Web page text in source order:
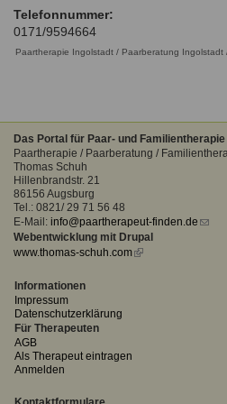
Qualitätssicherung
Qualität unserer Therapeuten
Familienthemen
Veranstaltungen
Seminare und Kurse
Fortbildungen
Ausbildungsinstitute
Fortbildungen
Benutzername *
Passwort*
vergessen?
Anmelden
Sitemap
Links
Formular zur Registrierung
Telefonnummer:
0171/9594664
Paartherapie Ingolstadt / Paarberatung Ingolstadt
Das Portal für Paar- und Familientherapie
Paartherapie / Paarberatung /
Thomas Schuh
Hillenbrandstr. 21
86156 Augsburg
Tel.: 0821/ 29 71 56 48
E-Mail: info@paartherapeut-finden.de (link
Webentwicklung mit Drupal
www.thomas-schuh.com(link
Informationen
Impressum
Datenschutzerklärung
Für Therapeuten
AGB
Als Therapeut eintragen
Anmelden